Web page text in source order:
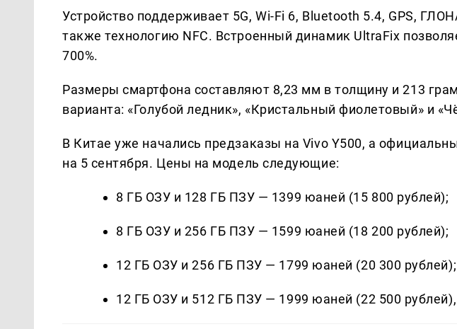
Устройство поддерживает 5G, Wi-Fi 6, Bluetooth 5.4, GPS,
также технологию NFC. Встроенный динамик UltraFix
700%.
Размеры смартфона составляют 8,23 мм в толщину и 213
варианта: «Голубой ледник», «Кристальный фиолетовый» и
В Китае уже начались предзаказы на Vivo Y500, а
на 5 сентября. Цены на модель следующие:
8 ГБ ОЗУ и 128 ГБ ПЗУ — 1399 юаней (15 800 рублей);
8 ГБ ОЗУ и 256 ГБ ПЗУ — 1599 юаней (18 200 рублей);
12 ГБ ОЗУ и 256 ГБ ПЗУ — 1799 юаней (20 300 рублей);
12 ГБ ОЗУ и 512 ГБ ПЗУ — 1999 юаней (22 500